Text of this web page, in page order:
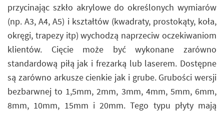
przycinając szkło akrylowe do określonych wymiarów
(np. A3, A4, A5) i kształtów (kwadraty, prostokąty, koła,
okręgi, trapezy itp) wychodzą naprzeciw oczekiwaniom
klientów. Cięcie może być wykonane zarówno
standardową piłą jak i frezarką lub laserem. Dostępne
są zarówno arkusze cienkie jak i grube. Grubości wersji
bezbarwnej to 1,5mm, 2mm, 3mm, 4mm, 5mm, 6mm,
8mm, 10mm, 15mm i 20mm. Tego typu płyty mają